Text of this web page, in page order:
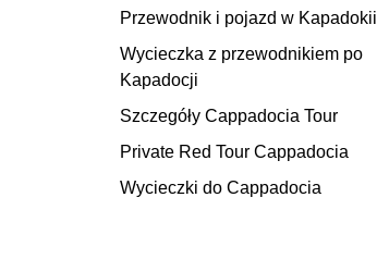
Przewodnik i pojazd w Kapadokii
Wycieczka z przewodnikiem po
Kapadocji
Szczegóły Cappadocia Tour
Private Red Tour Cappadocia
Wycieczki do Cappadocia